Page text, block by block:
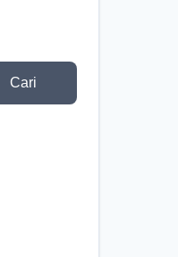
Cari